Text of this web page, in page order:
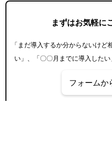
まずはお気軽に
「まだ導入するか分からないけ
い」、「〇〇月までに導入した
フォーム